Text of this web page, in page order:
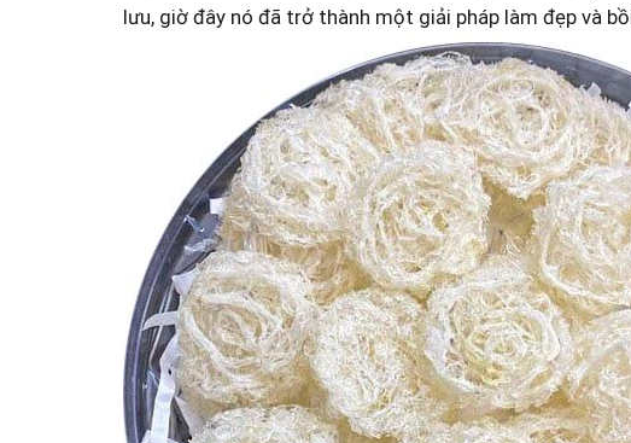
lưu, giờ đây⁤ nó đã trở‌ thành một giải pháp làm đẹp và